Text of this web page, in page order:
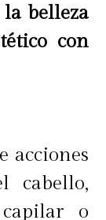
belleza
con
acciones
cabello,
o